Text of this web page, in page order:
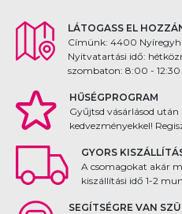
LÁTOGASS EL
Címünk: 4400
Nyitvatartási idő:
szombaton: 8:00 - 12:30
HŰSÉGPROGRAM
Gyűjtsd vásárlásod után
kedvezményekkel!
GYORS
A csomagokat akár
kiszállítási idő 1-2
SEGÍTSÉGRE VAN